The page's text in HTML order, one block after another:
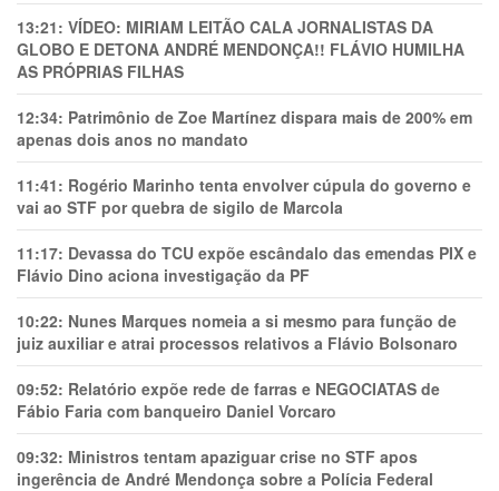
13:21: VÍDEO: MIRIAM LEITÃO CALA JORNALISTAS DA
GLOBO E DETONA ANDRÉ MENDONÇA!! FLÁVIO HUMILHA
AS PRÓPRIAS FILHAS
12:34: Patrimônio de Zoe Martínez dispara mais de 200% em
apenas dois anos no mandato
11:41: Rogério Marinho tenta envolver cúpula do governo e
vai ao STF por quebra de sigilo de Marcola
11:17: Devassa do TCU expõe escândalo das emendas PIX e
Flávio Dino aciona investigação da PF
10:22: Nunes Marques nomeia a si mesmo para função de
juiz auxiliar e atrai processos relativos a Flávio Bolsonaro
09:52: Relatório expõe rede de farras e NEGOCIATAS de
Fábio Faria com banqueiro Daniel Vorcaro
09:32: Ministros tentam apaziguar crise no STF apos
ingerência de André Mendonça sobre a Polícia Federal